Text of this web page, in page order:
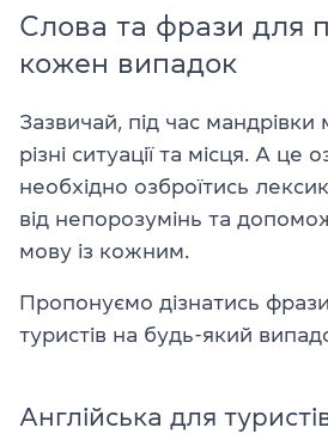
Слова та фрази для
кожен випадок
Зазвичай, під час
різні ситуації та місця. А це
необхідно озброїтись
від непорозумінь та
мову із кожним.
Пропонуємо дізнатись
туристів на будь-який
Англійська для